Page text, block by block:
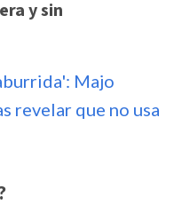
y sin
Majo
revelar que no usa